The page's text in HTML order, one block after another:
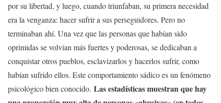
por su libertad, y luego, cuando triunfaban, su primera necesidad
era la venganza: hacer sufrir a sus perseguidores. Pero no
terminaban ahí. Una vez que las personas que habían sido
oprimidas se volvían más fuertes y poderosas, se dedicaban a
conquistar otros pueblos, esclavizarlos y hacerlos sufrir, como
habían sufrido ellos. Este comportamiento sádico es un fenómeno
psicológico bien conocido. Las estadísticas muestran que hay